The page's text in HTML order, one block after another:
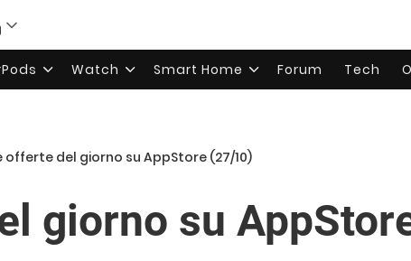
Watch Smart Home Forum Tech
offerte del giorno su AppStore (27/10)
giorno su